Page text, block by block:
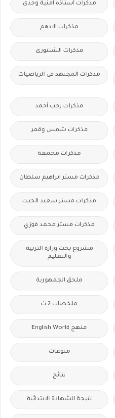
مذكرات أستاذة أمنية وجدى
مذكرات الادهم
مذكرات الشنتورى
مذكرات المجتهد فى الرياضيات
مذكرات رجب أحمد
مذكرات شمس وقمر
مذكرات مجمعة
مذكرات مستر ابراهيم سلطان
مذكرات مستر سعيد الحيت
مذكرات مستر محمد فوزي
مشروع بحث وزارة التربية
والتعليم
ملحق الجمهورية
ملخصات 2 ث
منهج English World
منوعات
نتائج
نتيجة الشهادة الابتدائية